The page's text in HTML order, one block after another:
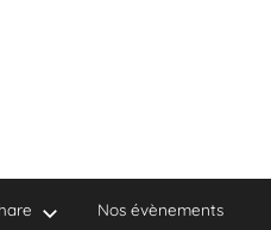
Nos évènements